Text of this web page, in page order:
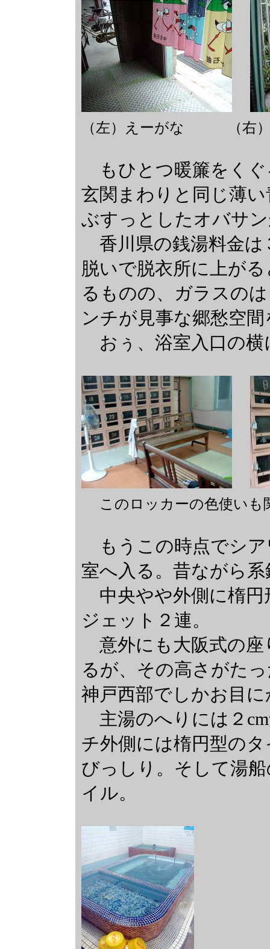
（左）えーがな （右）
もひとつ暖簾をくぐ
玄関まわりと同じ薄
ぶすっとしたオバサ
香川県の銭湯料金は
脱いで脱衣所に上が
るものの、ガラスの
ンチが見事な郷愁空
おぅ、浴室入口の横
このロッカーの色使い
もうこの時点でシア
室へ入る。昔ながら
中央やや外側に楕円
ジェット２連。
意外にも大阪式の座
るが、その高さがた
神戸西部でしかお目
主湯のへりには２
チ外側には楕円型の
びっしり。そして湯
イル。